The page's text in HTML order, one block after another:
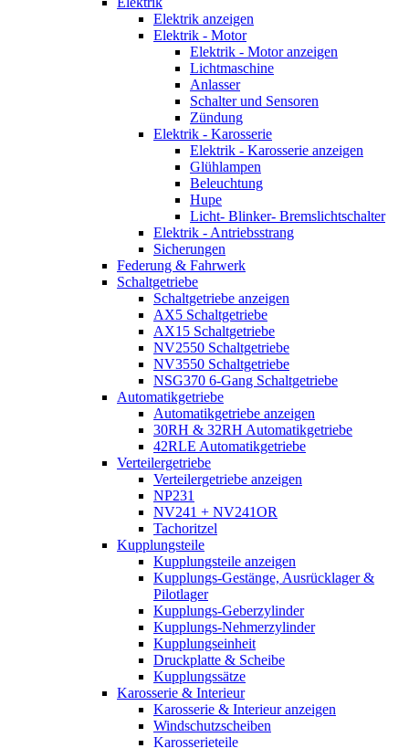
Elektrik anzeigen
Elektrik - Motor
Elektrik - Motor anzeigen
Lichtmaschine
Anlasser
Schalter und Sensoren
Zündung
Elektrik - Karosserie
Elektrik - Karosserie anzeigen
Glühlampen
Beleuchtung
Hupe
Licht- Blinker- Bremslichtschalter
Elektrik - Antriebsstrang
Sicherungen
Federung & Fahrwerk
Schaltgetriebe
Schaltgetriebe anzeigen
AX5 Schaltgetriebe
AX15 Schaltgetriebe
NV2550 Schaltgetriebe
NV3550 Schaltgetriebe
NSG370 6-Gang Schaltgetriebe
Automatikgetriebe
Automatikgetriebe anzeigen
30RH & 32RH Automatikgetriebe
42RLE Automatikgetriebe
Verteilergetriebe
Verteilergetriebe anzeigen
NP231
NV241 + NV241OR
Tachoritzel
Kupplungsteile
Kupplungsteile anzeigen
Kupplungs-Gestänge, Ausrücklager &
Pilotlager
Kupplungs-Geberzylinder
Kupplungs-Nehmerzylinder
Kupplungseinheit
Druckplatte & Scheibe
Kupplungssätze
Karosserie & Interieur
Karosserie & Interieur anzeigen
Windschutzscheiben
Karosserieteile